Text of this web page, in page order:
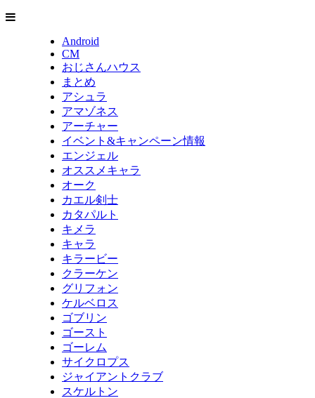
Android
CM
おじさんハウス
まとめ
アシュラ
アマゾネス
アーチャー
イベント&キャンペーン情報
エンジェル
オススメキャラ
オーク
カエル剣士
カタパルト
キメラ
キャラ
キラービー
クラーケン
グリフォン
ケルベロス
ゴブリン
ゴースト
ゴーレム
サイクロプス
ジャイアントクラブ
スケルトン